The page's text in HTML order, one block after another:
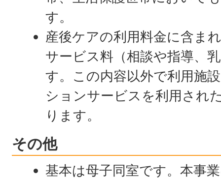
す。
産後ケアの利用料金に含ま
サービス料（相談や指導、
す。この内容以外で利用施
ションサービスを利用され
ります。
その他
基本は母子同室です。本事